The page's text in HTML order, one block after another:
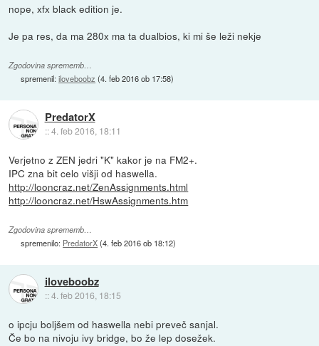
nope, xfx black edition je.
Je pa res, da ma 280x ma ta dualbios, ki mi še leži nekje
Zgodovina sprememb…
spremenil:iloveboobz (4. feb 2016 ob 17:58)
PredatorX
::4. feb 2016, 18:11
Verjetno z ZEN jedri "K" kakor je na FM2+.
IPC zna bit celo višji od haswella.
http://looncraz.net/ZenAssignments.html
http://looncraz.net/HswAssignments.htm
Zgodovina sprememb…
spremenilo: PredatorX(4. feb 2016 ob 18:12)
iloveboobz
::4. feb 2016, 18:15
o ipcju boljšem od haswella nebi preveč sanjal.
Če bo na nivoju ivy bridge, bo že lep dosežek.